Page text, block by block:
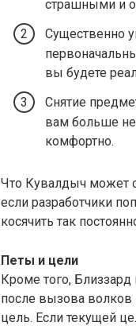
страшными и
Существенно
вы будете
Снятие
вам больше
комфортно.
Что Кувалдыч может
если разработчики
косячить так
Петы и цели
Кроме того,
после вызова волков
цель. Если текущей